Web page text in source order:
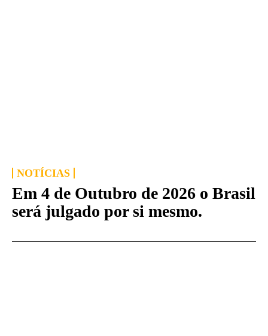
NOTÍCIAS
Em 4 de Outubro de 2026 o Brasil
será julgado por si mesmo.